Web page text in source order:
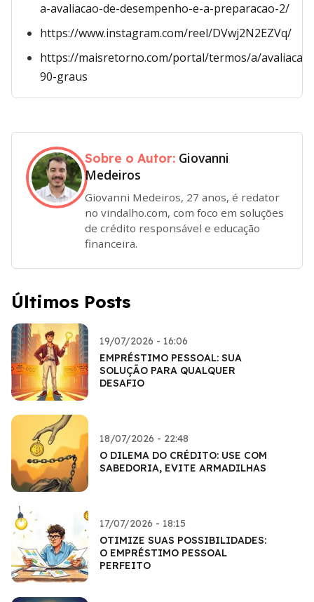
a-avaliacao-de-desempenho-e-a-preparacao-2/
https://www.instagram.com/reel/DVwj2N2EZVq/
https://maisretorno.com/portal/termos/a/avaliacao-
90-graus
Sobre o Autor: Giovanni
Medeiros
Giovanni Medeiros, 27 anos, é redator
no vindalho.com, com foco em soluções
de crédito responsável e educação
financeira.
Últimos Posts
19/07/2026 - 16:06
EMPRÉSTIMO PESSOAL: SUA
SOLUÇÃO PARA QUALQUER
DESAFIO
18/07/2026 - 22:48
O DILEMA DO CRÉDITO: USE COM
SABEDORIA, EVITE ARMADILHAS
17/07/2026 - 18:15
OTIMIZE SUAS POSSIBILIDADES:
O EMPRÉSTIMO PESSOAL
PERFEITO